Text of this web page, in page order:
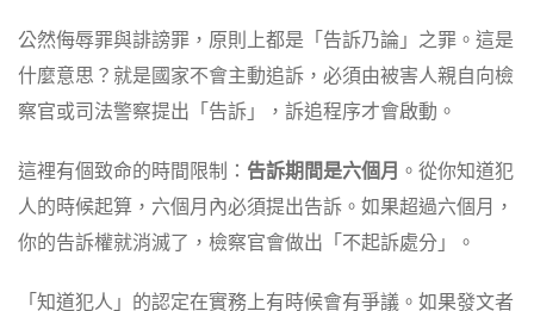
公然侮辱罪與誹謗罪，原則上都是「告訴乃論」之罪。這是
什麼意思？就是國家不會主動追訴，必須由被害人親自向檢
察官或司法警察提出「告訴」，訴追程序才會啟動。
這裡有個致命的時間限制： 告訴期間是六個月 。從你知道犯
人的時候起算，六個月內必須提出告訴。如果超過六個月，
你的告訴權就消滅了，檢察官會做出「不起訴處分」。
「知道犯人」的認定在實務上有時候會有爭議。如果發文者